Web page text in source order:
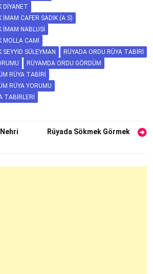
DIYANET
İMAM CAFER SADIK (A.S)
İMAM NABLUSI
MOLLA CAMI
SEYYID SÜLEYMAN
RÜYADA ORDU RÜYA TABIRI
RÜYAMDA ORDU GÖRDÜM
RÜYA TABIRI
RÜYA YORUMU
TABIRLERI
Rüyada Sökmek Görmek